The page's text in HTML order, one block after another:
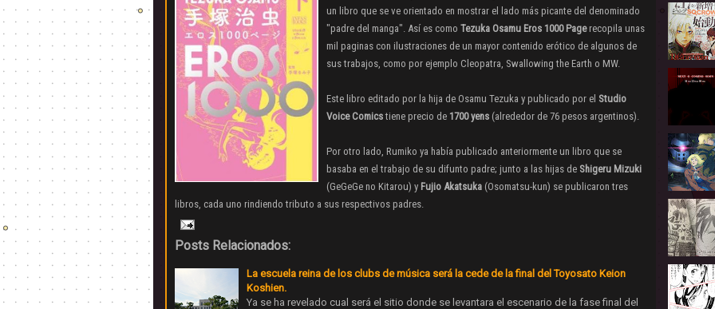
un libro que se ve orientado en mostrar el lado más picante del denominado
"padre del manga". Así es como Tezuka Osamu Eros 1000 Pagerecopila unas
mil paginas con ilustraciones de un mayor contenido erótico de algunos de
sus trabajos, como por ejemplo Cleopatra, Swallowing the Earth o MW.
Este libro editado por la hija de Osamu Tezuka y publicado por el Studio
Voice Comicstiene precio de 1700 yens (alrededor de 76 pesos argentinos).
Por otro lado, Rumiko ya había publicado anteriormente un libro que se
basaba en el trabajo de su difunto padre; junto a las hijas de Shigeru Mizuki
(GeGeGe no Kitarou) y Fujio Akatsuka (Osomatsu-kun) se publicaron tres
libros, cada uno rindiendo tributo a sus respectivos padres.
Posts Relacionados:
La escuela reina de los clubs de música será la cede de la final del Toyosato Keion
Koshien.
Ya se ha revelado cual será el sitio donde se levantara el escenario de la fase final del